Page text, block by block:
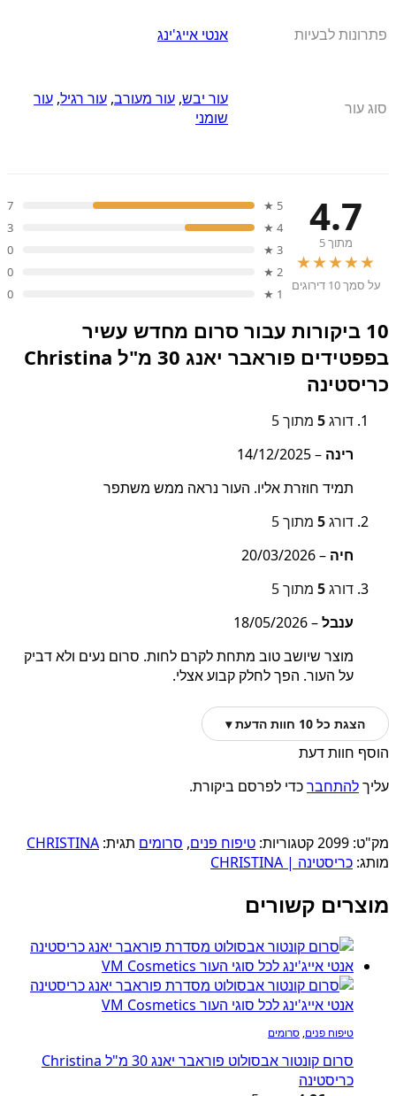
פתרונות לבעיות אנטי אייג'ינג
סוג עור עור יבש, עור מעורב, עור רגיל, עור
שומני
4.7
מתוך 5
★★★★★
על סמך 10 דירוגים
5 ★
7
4 ★
3
3 ★
0
2 ★
0
1 ★
0
10 ביקורות עבור
סרום מחדש עשיר
בפפטידים פוראבר יאנג 30 מ"ל Christina
כריסטינה
דורג5 מתוך 5
רינה –
14/12/2025
תמיד חוזרת אליו. העור נראה ממש משתפר
דורג5 מתוך 5
חיה –
20/03/2026
דורג5 מתוך 5
ענבל–
18/05/2026
מוצר שיושב טוב מתחת לקרם לחות. סרום נעים ולא דביק
על העור. הפך לחלק קבוע אצלי.
הצגת כל 10 חוות הדעת ▾
הוסף חוות דעת
עליךלהתחברכדי לפרסם ביקורת.
מק"ט: 2099קטגוריות: טיפוח פנים, סרומים תגית: CHRISTINA
מותג: כריסטינה | CHRISTINA
מוצרים קשורים
טיפוח פנים, סרומים
סרום קונטור אבסולוט פוראבר יאנג 30 מ"ל Christina
כריסטינה